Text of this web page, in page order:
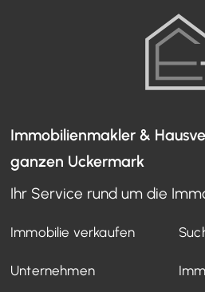
Immobilienmakler &
ganzen Uckermark
Ihr Service rund um die
Immobilie verkaufen
Unternehmen